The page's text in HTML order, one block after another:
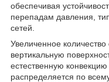
обеспечивая
перепадам давления,
сетей.
Увеличенное
вертикальную
естественную
распределяется по